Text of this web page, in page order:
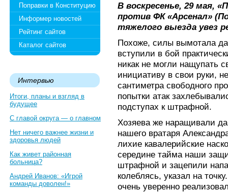
Поправки в Конституцию
Информер новостей
Рейтинг сайтов
Каталог сайтов
Интервью
Итоги, планы и взгляд в
будущее
С главой округа — о главном
Нет ничего важнее жизни и
здоровья людей
Как живет районная
больница?
Андрей Иванов: «Игрой
команды доволен!»
В воскресенье, 29 мая,
против ФК «Арсенал»
тяжелого выезда увез
Похоже, силы вымотала
вступили в бой
никак не могли нащупать
инициативу в свои руки,
сантиметра свободного
попытки атак
подступах к штрафной.
Хозяева же наращивали
нашего вратаря
лихие кавалерийские
середине тайма наши
штрафной и зацепили
колеблясь, указал на
очень уверенно